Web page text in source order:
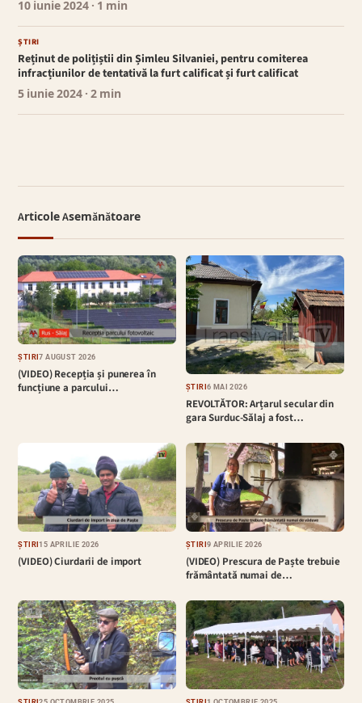
10 iunie 2024 · 1 min
ȘTIRI
Reținut de polițiștii din Șimleu Silvaniei, pentru comiterea
infracțiunilor de tentativă la furt calificat și furt calificat
5 iunie 2024 · 2 min
Articole Asemănătoare
ȘTIRI7 AUGUST 2026
(VIDEO) Recepția și punerea în
funcțiune a parcului…
ȘTIRI6 MAI 2026
REVOLTĂTOR: Arțarul secular din
gara Surduc-Sălaj a fost…
ȘTIRI15 APRILIE 2026
(VIDEO) Ciurdarii de import
ȘTIRI9 APRILIE 2026
(VIDEO) Prescura de Paște trebuie
frământată numai de…